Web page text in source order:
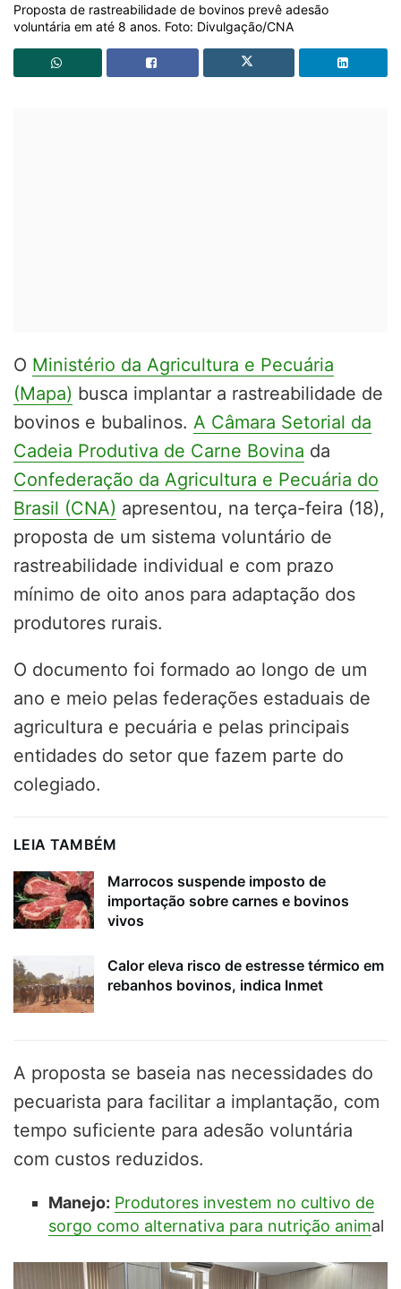
Proposta de rastreabilidade de bovinos prevê adesão
voluntária em até 8 anos. Foto: Divulgação/CNA
O Ministério da Agricultura e Pecuária
(Mapa) busca implantar a rastreabilidade de
bovinos e bubalinos. A Câmara Setorial da
Cadeia Produtiva de Carne Bovina da
Confederação da Agricultura e Pecuária do
Brasil (CNA) apresentou, na terça-feira (18),
proposta de um sistema voluntário de
rastreabilidade individual e com prazo
mínimo de oito anos para adaptação dos
produtores rurais.
O documento foi formado ao longo de um
ano e meio pelas federações estaduais de
agricultura e pecuária e pelas principais
entidades do setor que fazem parte do
colegiado.
LEIA TAMBÉM
Marrocos suspende imposto de
importação sobre carnes e bovinos
vivos
Calor eleva risco de estresse térmico em
rebanhos bovinos, indica Inmet
A proposta se baseia nas necessidades do
pecuarista para facilitar a implantação, com
tempo suficiente para adesão voluntária
com custos reduzidos.
Manejo: Produtores investem no cultivo de
sorgo como alternativa para nutrição animal